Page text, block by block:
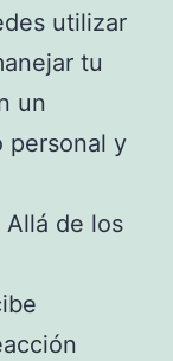
utilizar
tu
un
personal y
Allá de los